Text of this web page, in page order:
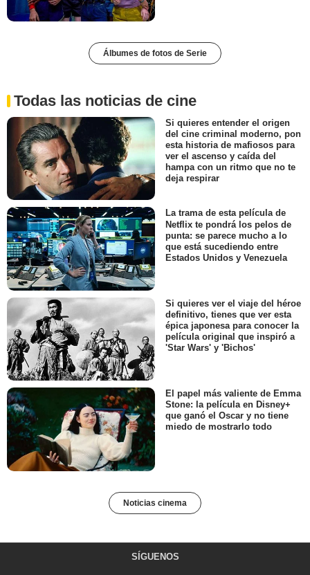
Álbumes de fotos de Serie
Todas las noticias de cine
Si quieres entender el origen
del cine criminal moderno, pon
esta historia de mafiosos para
ver el ascenso y caída del
hampa con un ritmo que no te
deja respirar
La trama de esta película de
Netflix te pondrá los pelos de
punta: se parece mucho a lo
que está sucediendo entre
Estados Unidos y Venezuela
Si quieres ver el viaje del héroe
definitivo, tienes que ver esta
épica japonesa para conocer la
película original que inspiró a
'Star Wars' y 'Bichos'
El papel más valiente de Emma
Stone: la película en Disney+
que ganó el Oscar y no tiene
miedo de mostrarlo todo
Noticias cinema
SÍGUENOS